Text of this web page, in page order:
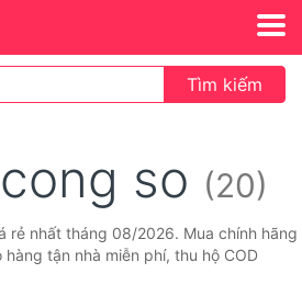
Tìm kiếm
so (20)
rẻ nhất tháng 08/2026. Mua chính hãng
tận nhà miễn phí, thu hộ COD